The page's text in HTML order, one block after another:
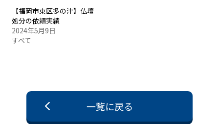
【福岡市東区多の津】仏壇
処分の依頼実績
2024年5月9日
すべて
一覧に戻る